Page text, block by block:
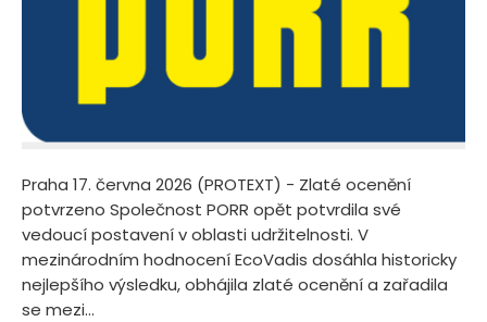
Praha 17. června 2026 (PROTEXT) - Zlaté ocenění
potvrzeno Společnost PORR opět potvrdila své
vedoucí postavení v oblasti udržitelnosti. V
mezinárodním hodnocení EcoVadis dosáhla historicky
nejlepšího výsledku, obhájila zlaté ocenění a zařadila
se mezi...